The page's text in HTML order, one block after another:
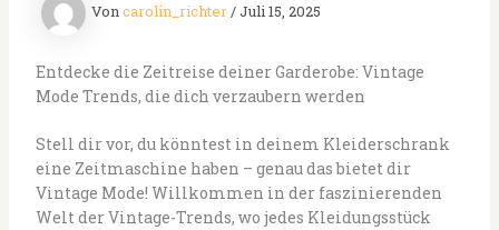
Voncarolin_richter/ Juli 15, 2025
Entdecke die Zeitreise deiner Garderobe: Vintage
Mode Trends, die dich verzaubern werden
Stell dir vor, du könntest in deinem Kleiderschrank
eine Zeitmaschine haben – genau das bietet dir
Vintage Mode! Willkommen in der faszinierenden
Welt der Vintage-Trends, wo jedes Kleidungsstück